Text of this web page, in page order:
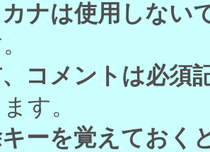
ナは使用しない
コメントは必須
す。
ーを覚えておく